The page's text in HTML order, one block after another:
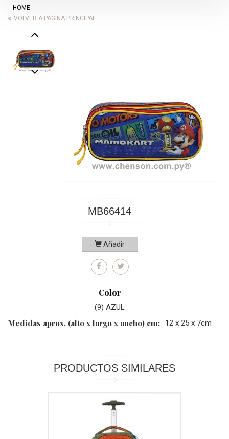
HOME
VOLVER A PÁGINA PRINCIPAL
MB66414
Añadir
Color
(9) AZUL
Medidas aprox. (alto x largo x ancho) cm: 12 x 25 x 7cm
PRODUCTOS SIMILARES